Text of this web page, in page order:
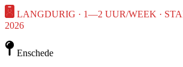
LANGDURIG · 1—2 UUR/WEEK ·
2026
Enschede